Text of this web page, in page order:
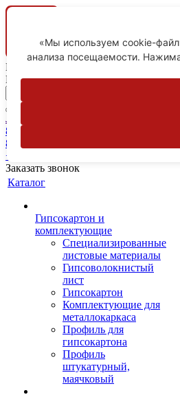
Ваш город
Пятигорск
Личный кабинет
8-800-775-59-89
8-800-775-59-89
+7 918 754-83-77
Заказать звонок
Каталог
Гипсокартон и
комплектующие
Специализированные
листовые материалы
Гипсоволокнистый
лист
Гипсокартон
Комплектующие для
металлокаркаса
Профиль для
гипсокартона
Профиль
штукатурный,
маячковый
«Мы используем cookie-
анализа посещаемости.